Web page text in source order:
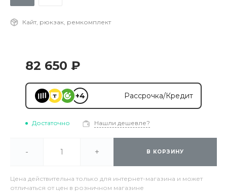
Кайт, рюкзак, ремкомплект
82 650 ₽
+4 Рассрочка/Кредит
Достаточно Нашли дешевле?
- + В КОРЗИНУ
Цена действительна только для интернет-магазина и может
отличаться от цен в розничном магазине